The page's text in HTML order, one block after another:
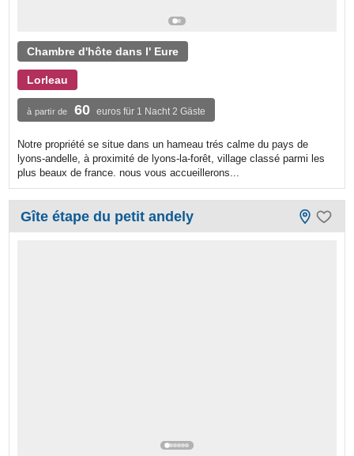
Chambre d'hôte dans l' Eure
Lorleau
à partir de 60 euros für 1 Nacht 2 Gäste
Notre propriété se situe dans un hameau trés calme du pays de
lyons-andelle, à proximité de lyons-la-forêt, village classé parmi les
plus beaux de france. nous vous accueillerons...
Gîte étape du petit andely